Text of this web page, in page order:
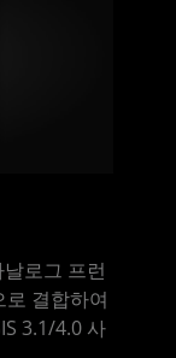
로그 프런
결합하여
3.1/4.0 사